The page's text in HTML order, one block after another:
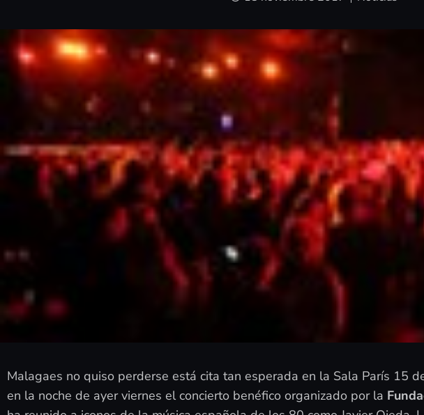
Malagaes no quiso perderse está cita tan esperada en la Sala París 15
en la noche de ayer viernes el concierto benéfico organizado por la